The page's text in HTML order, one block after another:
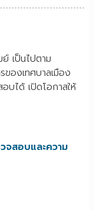
ย์ เป็นไปตาม
องเทศบาลเมือง
บได้ เปิดโอกาสให้
จสอบและความ